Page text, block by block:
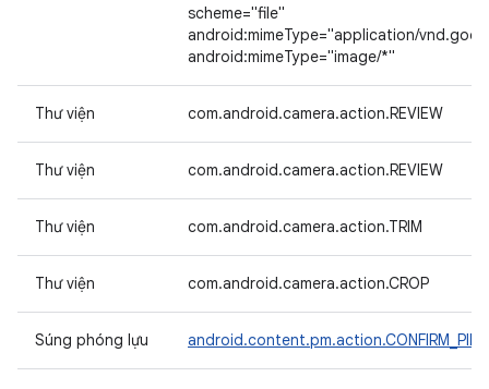
scheme="file"
android:mimeType="application/
android:mimeType="image/*"
Thư viện com.android.camera.action.REVIEW
Thư viện com.android.camera.action.REVIEW
Thư viện com.android.camera.action.TRIM
Thư viện com.android.camera.action.CROP
Súng phóng lựu